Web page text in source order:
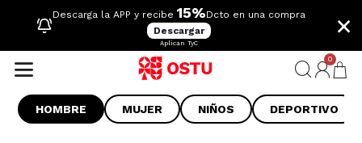
Descarga la APP y recibe 15%Dcto en una compra
Descargar
Aplican TyC
×
0
HOMBRE MUJER NIÑOS DEPORTIVO